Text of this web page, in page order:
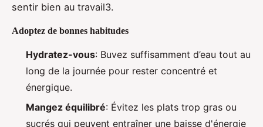
sentir bien au travail3.
Adoptez de bonnes habitudes
Hydratez-vous: Buvez suffisamment d’eau tout au
long de la journée pour rester concentré et
énergique.
Mangez équilibré: Évitez les plats trop gras ou
sucrés qui peuvent entraîner une baisse d'énergie